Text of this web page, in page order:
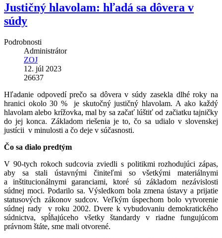
Justičný hlavolam: hľadá sa dôvera v
súdy
Podrobnosti
Administrátor
ZOJ
12. júl 2023
26637
Hľadanie odpovedí prečo sa dôvera v súdy zasekla dlhé roky na
hranici okolo 30 % je skutočný justičný hlavolam. A ako každý
hlavolam alebo krížovka, mal by sa začať lúštiť od začiatku tajničky
do jej konca. Základom riešenia je to, čo sa udialo v slovenskej
justícii v minulosti a čo deje v súčasnosti.
Čo sa dialo predtým
V 90-tych rokoch sudcovia zviedli s politikmi rozhodujúci zápas,
aby sa stali ústavnými činiteľmi so všetkými materiálnymi
a inštitucionálnymi garanciami, ktoré sú základom nezávislosti
súdnej moci. Podarilo sa. Výsledkom bola zmena ústavy a prijatie
statusových zákonov sudcov. Veľkým úspechom bolo vytvorenie
súdnej rady v roku 2002. Dvere k vybudovaniu demokratického
súdnictva, spĺňajúceho všetky štandardy v riadne fungujúcom
právnom štáte, sme mali otvorené.